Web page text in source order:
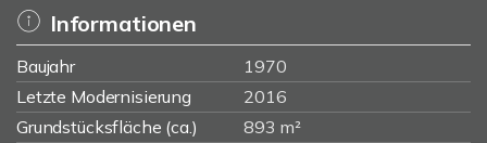
Informationen
Baujahr
1970
Letzte Modernisierung
2016
Grundstücksfläche (ca.)
893 m²